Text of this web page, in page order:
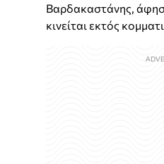
Βαρδακαστάνης,
κινείται εκτός